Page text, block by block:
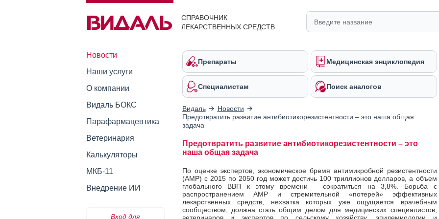
СПРАВОЧНИК
ЛЕКАРСТВЕННЫХ СРЕДСТВ
Новости
Наши услуги
О компании
Видаль БОКС
Парафармацевтика
Ветеринария
Калькуляторы
МКБ-11
Внедрение ИИ
Вход для
Препараты Медицинская энциклопедия
Специалистам Поиск аналогов
Видаль
Новости
Предотвратить развитие антибиотикорезистентности – это наша общая
задача
Предотвратить развитие антибиотикорезистентности – это
наша общая задача
По оценке экспертов, экономическое бремя антимикробной резистентности
(АМР) с 2015 по 2050 год может достичь 100 триллионов долларов, а объем
глобального ВВП к этому времени – сократиться на 3,8%. Борьба с
распространением АМР и стремительной «потерей» эффективных
лекарственных средств, нехватка которых уже ощущается врачебным
сообществом, должна стать общим делом для медицинских специалистов,